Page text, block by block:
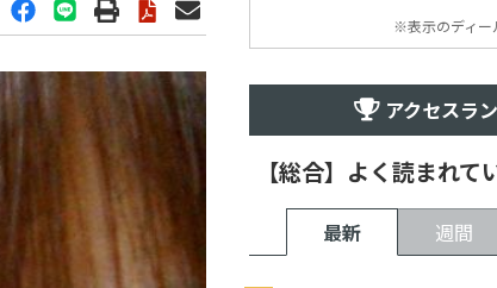
※表示のディー
アクセスラ
【総合】よく読まれ
最新 週間